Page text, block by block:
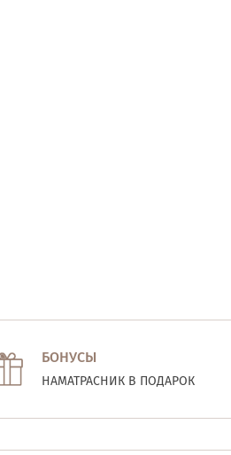
БОНУСЫ
НАМАТРАСНИК В ПОДАРОК